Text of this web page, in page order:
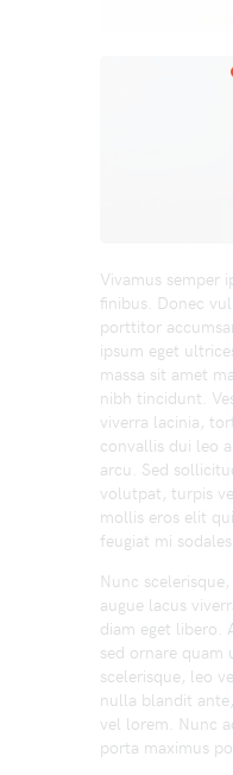
Vivamus semper
finibus. Donec
porttitor
ipsum eget
massa sit amet
nibh tincidunt.
viverra lacinia,
convallis dui leo
arcu. Sed
volutpat, turpis
mollis eros elit
feugiat mi
Nunc
augue lacus
diam eget libero.
sed ornare quam
scelerisque, leo
nulla blandit
vel lorem. Nunc
porta maximus